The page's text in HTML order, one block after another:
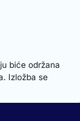
biće održana
Izložba se